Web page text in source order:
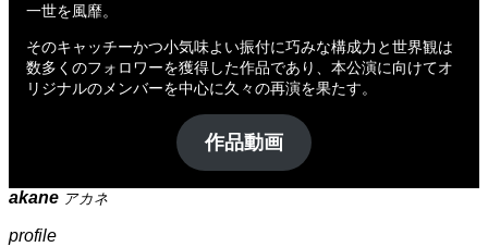
一世を風靡。
そのキャッチーかつ小気味よい振付に巧みな構成力と世界観は
数多くのフォロワーを獲得した作品であり、本公演に向けてオ
リジナルのメンバーを中心に久々の再演を果たす。
作品動画
akane アカネ
profile